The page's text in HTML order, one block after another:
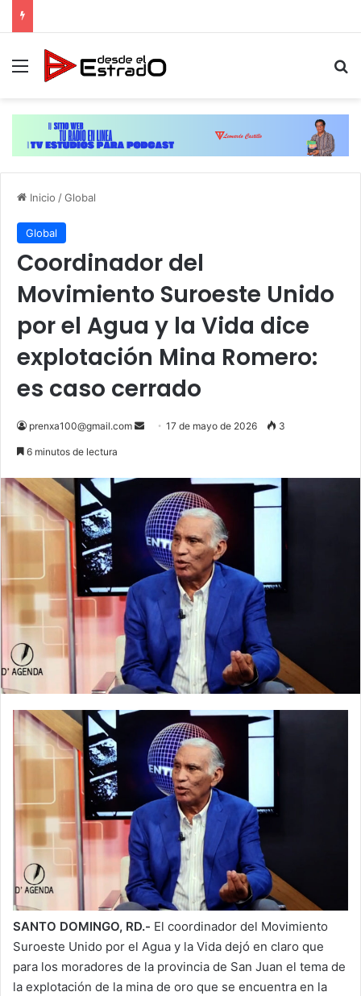
Menú
Inicio /Global
Global
Coordinador del
Movimiento Suroeste Unido
por el Agua y la Vida dice
explotación Mina Romero:
es caso cerrado
prenxa100@gmail.com
Send17 de mayo de 2026 3
6 minutos de lectura
SANTO DOMINGO, RD.- El coordinador del Movimiento
Suroeste Unido por el Agua y la Vida dejó en claro que
para los moradores de la provincia de San Juan el tema de
la explotación de la mina de oro que se encuentra en la